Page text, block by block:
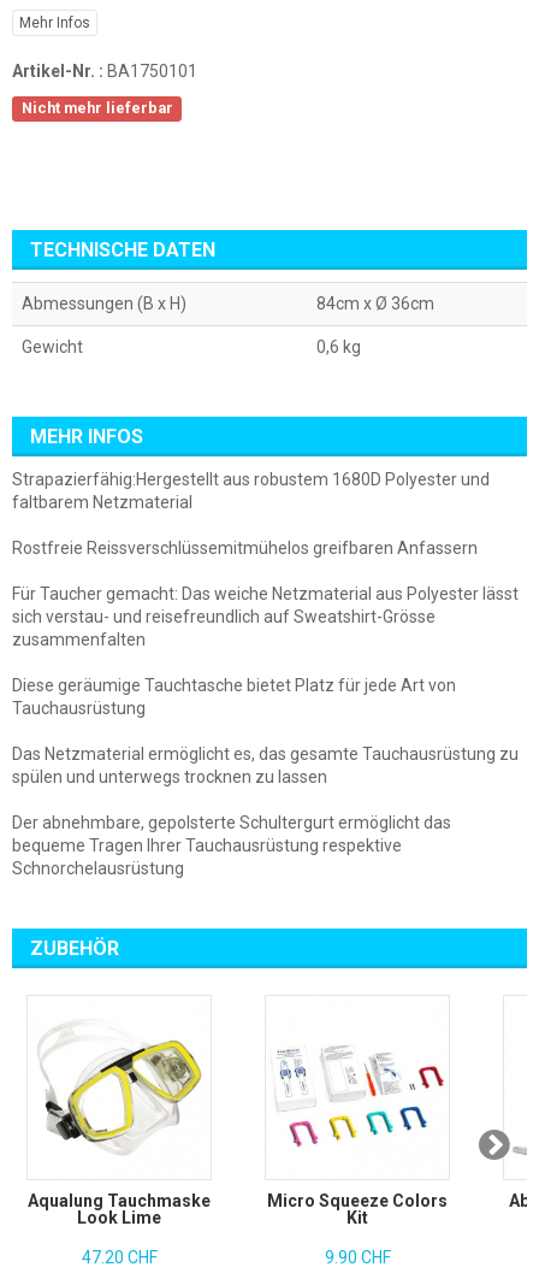
Mehr Infos
Artikel-Nr. : BA1750101
Nicht mehr lieferbar
TECHNISCHE DATEN
Abmessungen (B x H) 84cm x Ø 36cm
Gewicht 0,6 kg
MEHR INFOS
Strapazierfähig:Hergestellt aus robustem 1680D Polyester und
faltbarem Netzmaterial
Rostfreie Reissverschlüssemitmühelos greifbaren Anfassern
Für Taucher gemacht: Das weiche Netzmaterial aus Polyester lässt
sich verstau- und reisefreundlich auf Sweatshirt-Grösse
zusammenfalten
Diese geräumige Tauchtasche bietet Platz für jede Art von
Tauchausrüstung
Das Netzmaterial ermöglicht es, das gesamte Tauchausrüstung zu
spülen und unterwegs trocknen zu lassen
Der abnehmbare, gepolsterte Schultergurt ermöglicht das
bequeme Tragen Ihrer Tauchausrüstung respektive
Schnorchelausrüstung
ZUBEHÖR
Aqualung Tauchmaske
Look Lime
47.20 CHF
Micro Squeeze Colors
Kit
9.90 CHF